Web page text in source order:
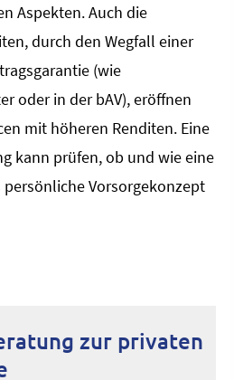
Aspekten. Auch die
durch den Wegfall einer
(wie
oder in der bAV), eröffnen
mit höheren Renditen. Eine
kann prüfen, ob und wie eine
Vorsorgekonzept
zur privaten